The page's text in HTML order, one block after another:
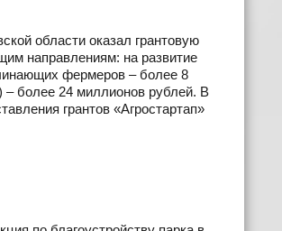
области оказал грантовую
направлениям: на развитие
фермеров – более 8
– более 24 миллионов рублей. В
грантов «Агростартап»